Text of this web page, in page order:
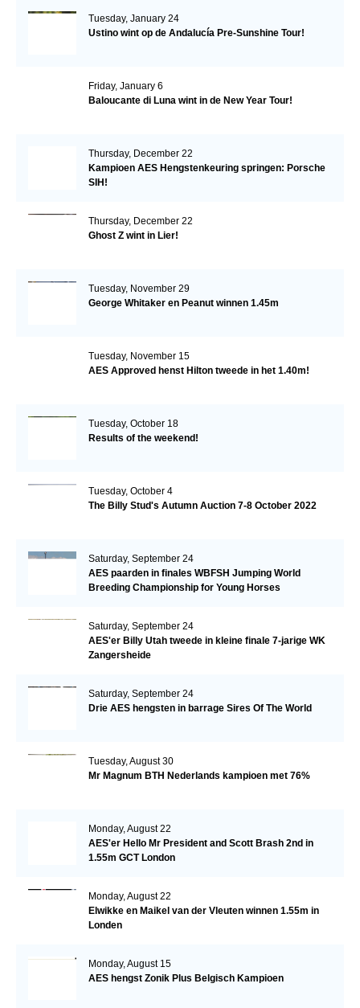
Tuesday, January 24
Ustino wint op de Andalucía Pre-Sunshine Tour!
Friday, January 6
Baloucante di Luna wint in de New Year Tour!
Thursday, December 22
Kampioen AES Hengstenkeuring springen: Porsche
SIH!
Thursday, December 22
Ghost Z wint in Lier!
Tuesday, November 29
George Whitaker en Peanut winnen 1.45m
Tuesday, November 15
AES Approved henst Hilton tweede in het 1.40m!
Tuesday, October 18
Results of the weekend!
Tuesday, October 4
The Billy Stud's Autumn Auction 7-8 October 2022
Saturday, September 24
AES paarden in finales WBFSH Jumping World
Breeding Championship for Young Horses
Saturday, September 24
AES'er Billy Utah tweede in kleine finale 7-jarige WK
Zangersheide
Saturday, September 24
Drie AES hengsten in barrage Sires Of The World
Tuesday, August 30
Mr Magnum BTH Nederlands kampioen met 76%
Monday, August 22
AES'er Hello Mr President and Scott Brash 2nd in
1.55m GCT London
Monday, August 22
Elwikke en Maikel van der Vleuten winnen 1.55m in
Londen
Monday, August 15
AES hengst Zonik Plus Belgisch Kampioen